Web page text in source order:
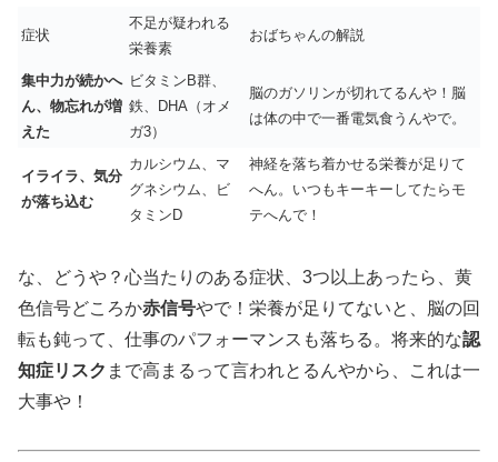
症状
不足が疑われる
栄養素
おばちゃんの解説
集中力が続かへ
ん、物忘れが増
えた
ビタミンB群、
鉄、DHA（オメ
ガ3）
脳のガソリンが切れてるんや！脳
は体の中で一番電気食うんやで。
イライラ、気分
が落ち込む
カルシウム、マ
グネシウム、ビ
タミンD
神経を落ち着かせる栄養が足りて
へん。いつもキーキーしてたらモ
テへんで！
な、どうや？心当たりのある症状、3つ以上あったら、黄
色信号どころか赤信号やで！栄養が足りてないと、脳の回
転も鈍って、仕事のパフォーマンスも落ちる。将来的な認
知症リスク まで高まるって言われとるんやから、これは一
大事や！